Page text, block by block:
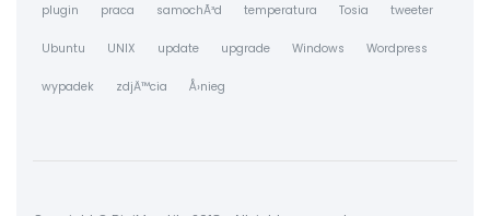
plugin praca samochÃ³d temperatura Tosia tweeter
Ubuntu UNIX update upgrade Windows Wordpress
wypadek zdjÄ™cia Å›nieg